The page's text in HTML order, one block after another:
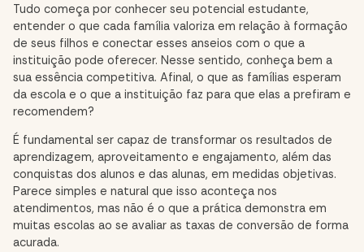
Tudo começa por conhecer seu potencial estudante,
entender o que cada família valoriza em relação à formação
de seus filhos e conectar esses anseios com o que a
instituição pode oferecer. Nesse sentido, conheça bem a
sua essência competitiva. Afinal, o que as famílias esperam
da escola e o que a instituição faz para que elas a prefiram e
recomendem?
É fundamental ser capaz de transformar os resultados de
aprendizagem, aproveitamento e engajamento, além das
conquistas dos alunos e das alunas, em medidas objetivas.
Parece simples e natural que isso aconteça nos
atendimentos, mas não é o que a prática demonstra em
muitas escolas ao se avaliar as taxas de conversão de forma
acurada.